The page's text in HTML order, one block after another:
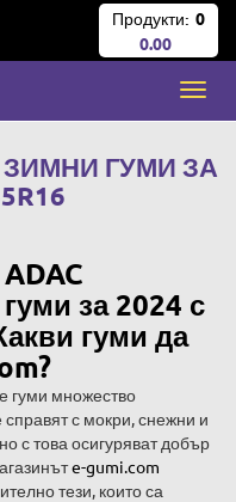
Продукти: 0
0.00
ЗИМНИ ГУМИ ЗА
за 2024 с
гуми да
гуми множество
справят с мокри, снежни и
с това осигуряват добър
e-gumi.com
тези, които са